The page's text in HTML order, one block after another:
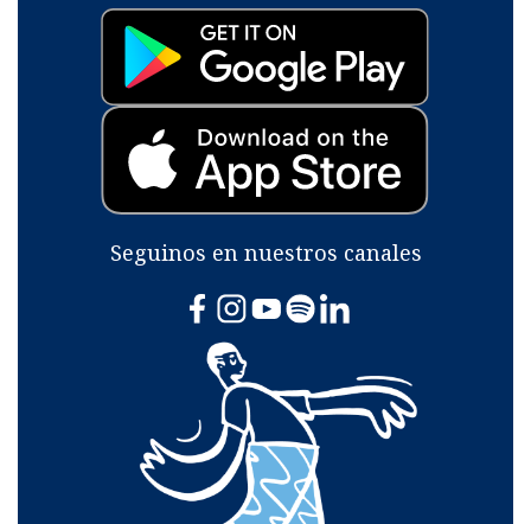
Seguinos en nuestros canales